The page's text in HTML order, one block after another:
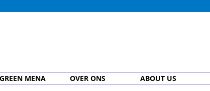
GREEN MENA OVER ONS ABOUT US